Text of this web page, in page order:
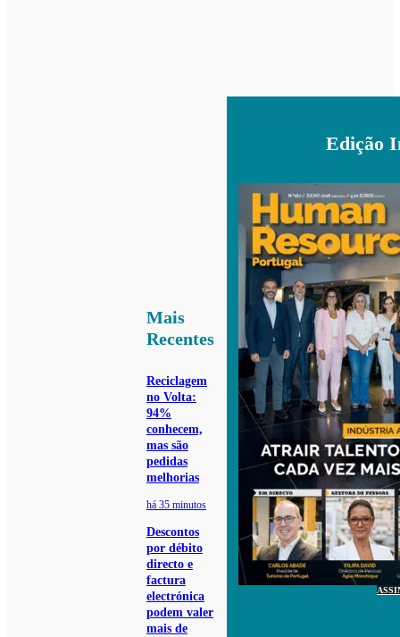
Mais
Recentes
Reciclagem
no Volta:
94%
conhecem,
mas são
pedidas
melhorias
há 35 minutos
Descontos
por débito
directo e
factura
electrónica
podem valer
mais de
Edição